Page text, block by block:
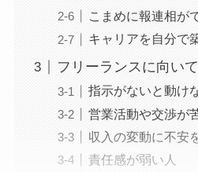
こまめに報連相が
キャリアを自分で
フリーランスに向い
指示がないと動け
営業活動や交渉が
収入の変動に不安
責任感が弱い人